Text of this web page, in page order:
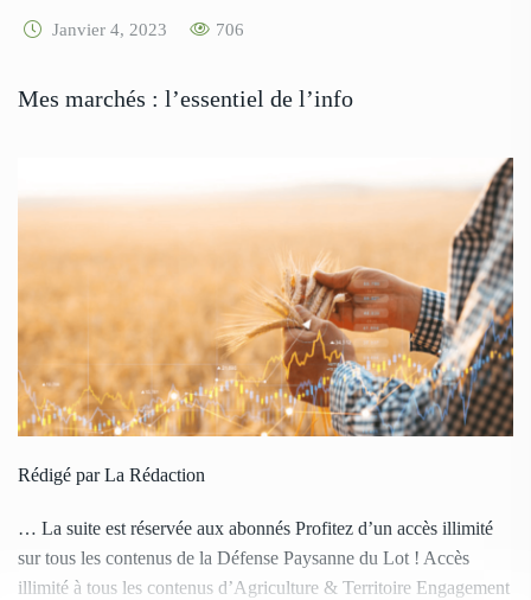
Janvier 4, 2023 706
Mes marchés : l’essentiel de l’info
Rédigé par La Rédaction
… La suite est réservée aux abonnés Profitez d’un accès illimité
sur tous les contenus de la Défense Paysanne du Lot ! Accès
illimité à tous les contenus d’Agriculture & Territoire Engagement